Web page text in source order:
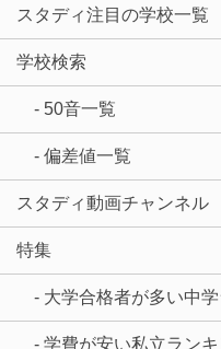
スタディ注目の学校一覧
学校検索
- 50音一覧
- 偏差値一覧
スタディ動画チャンネル
特集
- 大学合格者が多い中
- 学費が安い私立ラン